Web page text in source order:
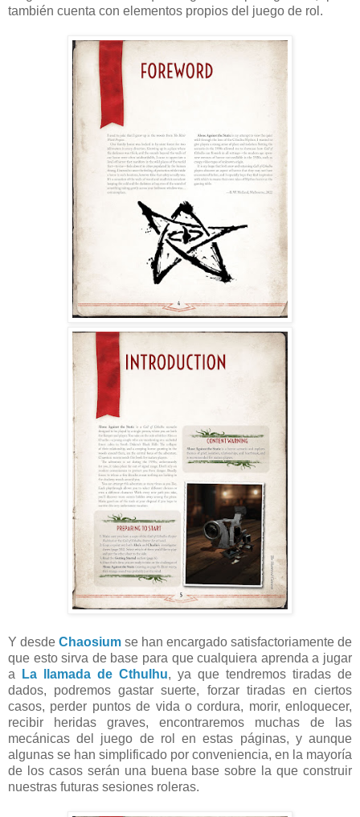
también cuenta con elementos propios del juego de rol.
Y desde Chaosium se han encargado satisfactoriamente de
que esto sirva de base para que cualquiera aprenda a jugar
a
La llamada de Cthulhu, ya que tendremos tiradas de
dados, podremos gastar suerte, forzar tiradas en ciertos
casos, perder puntos de vida o cordura, morir, enloquecer,
recibir heridas graves, encontraremos muchas de las
mecánicas del juego de rol en estas páginas, y aunque
algunas se han simplificado por conveniencia, en la mayoría
de los casos serán una buena base sobre la que construir
nuestras futuras sesiones roleras.